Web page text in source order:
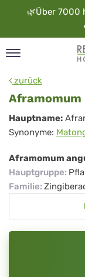
🌿Über 7000
zurück
Hauptname:
Synonyme:
Aframomum
Hauptgruppe:
Familie: